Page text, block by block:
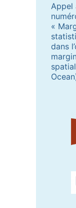
Appel
«
dans